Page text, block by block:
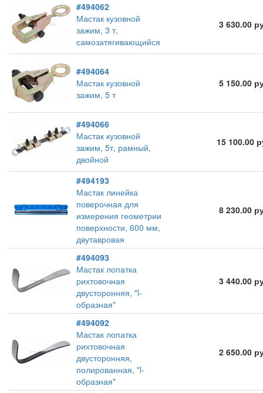
#494062
Мастак кузовной
зажим, 3 т,
самозатягивающийся
3 630.00
#494064
Мастак кузовной
зажим, 5 т
5 150.00
#494066
Мастак кузовной
зажим, 5т, рамный,
двойной
15 100.00
#494193
Мастак линейка
поверочная для
измерения геометрии
поверхности, 600 мм,
двутавровая
8 230.00
#494093
Мастак лопатка
рихтовочная
двусторонняя, "l-
образная"
3 440.00
#494092
Мастак лопатка
рихтовочная
двусторонняя,
полированная, "l-
образная"
2 650.00